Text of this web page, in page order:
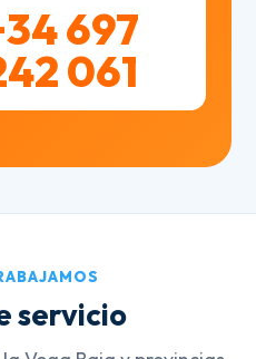
697
061
servicio